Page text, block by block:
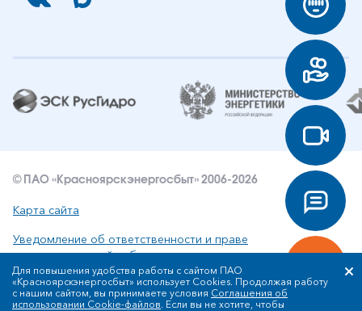
© ПАО «Красноярскэнергосбыт» 2006-2026
Карта сайта
Уведомление об ответственности и праве
интеллектуальной собственности
Политика ПАО «Красноярскэнергосбыт» в отношении
обработки персональных данных
Для повышения удобства работы с сайтом ПАО
«Красноярскэнергосбыт» использует Cookies. Продолжая работу
с нашим сайтом, вы принимаете условия Соглашения об
использовании Cookie-файлов. Если вы не хотите, чтобы